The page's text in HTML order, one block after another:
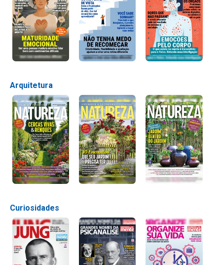
Arquitetura
Curiosidades